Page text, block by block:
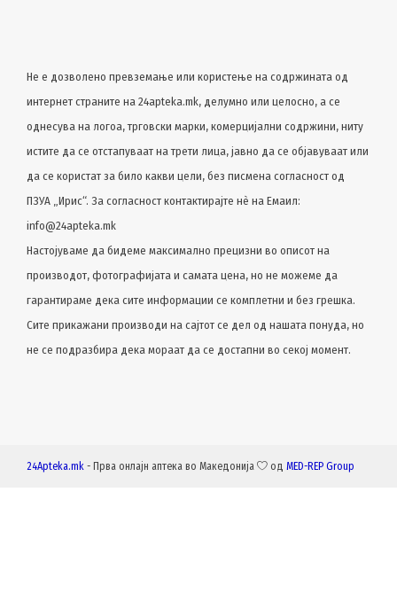
Не е дозволено превземање или користење на содржината од
интернет страните на 24apteka.mk, делумно или целосно, a се
однесува на логоа, трговски марки, комерцијални содржини, ниту
истите да се отстапуваат на трети лица, јавно да се објавуваат или
да се користат за било какви цели, без писмена согласност од
ПЗУА „Ирис“. За согласност контактирајте нѐ на Емаил:
info@24apteka.mk
Настојуваме да бидеме максимално прецизни во описот на
производот, фотографијата и самата цена, но не можеме да
гарантираме дека сите информации се комплетни и без грешка.
Сите прикажани производи на сајтот се дел од нашата понуда, но
не се подразбира дека мораат да се достапни во секој момент.
24Apteka.mk - Прва онлајн аптека во Македонија од MED-REP Group